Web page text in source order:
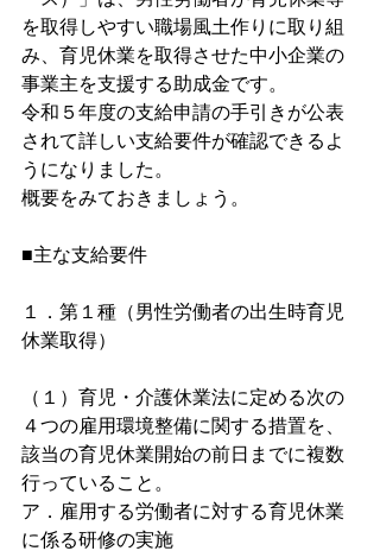
を取得しやすい職場風土作りに取り組
み、育児休業を取得させた中小企業の
事業主を支援する助成金です。
令和５年度の支給申請の手引きが公表
されて詳しい支給要件が確認できるよ
うになりました。
概要をみておきましょう。
■主な支給要件
１．第１種（男性労働者の出生時育児
休業取得）
（１）育児・介護休業法に定める次の
４つの雇用環境整備に関する措置を、
該当の育児休業開始の前日までに複数
行っていること。
ア．雇用する労働者に対する育児休業
に係る研修の実施